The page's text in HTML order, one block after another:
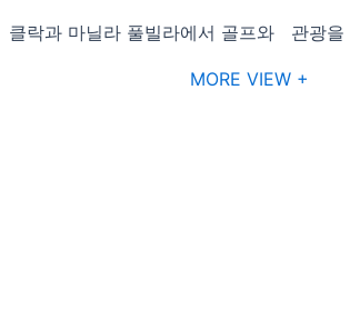
클락과 마닐라 풀빌라에서 골프와 관광
MORE VIEW +